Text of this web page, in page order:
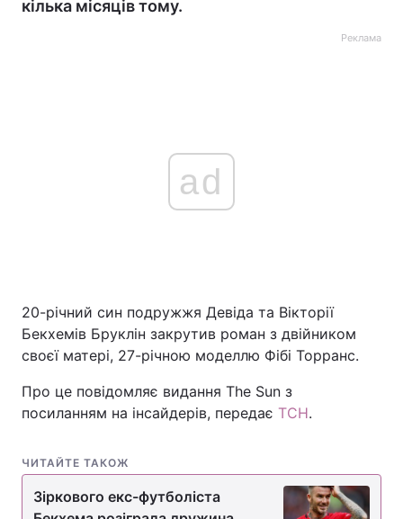
кілька місяців тому.
Реклама
ad
20-річний син подружжя Девіда та Вікторії
Бекхемів Бруклін закрутив роман з двійником
своєї матері, 27-річною моделлю Фібі Торранс.
Про це повідомляє видання The Sun з
посиланням на інсайдерів, передає ТСН.
ЧИТАЙТЕ ТАКОЖ
Зіркового екс-футболіста